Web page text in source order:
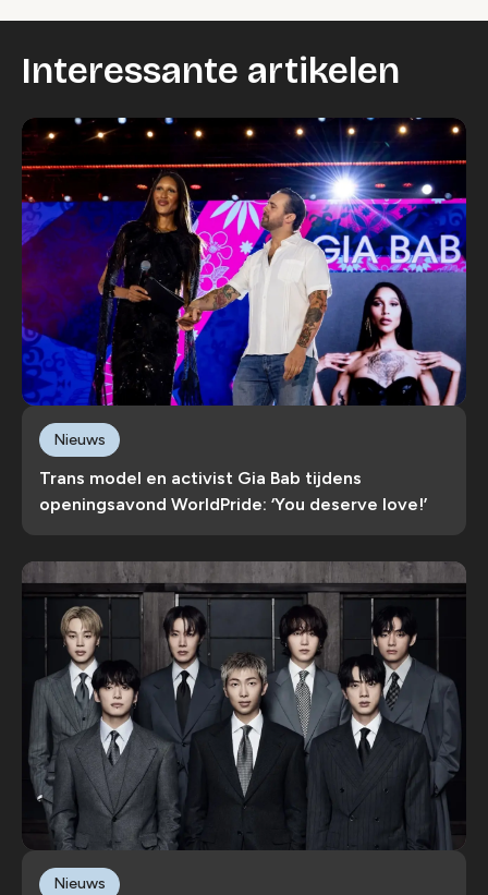
Interessante artikelen
Trans model en activist Gia Bab tijdens
openingsavond WorldPride: ‘You deserve love!’
Nieuws
Nieuws